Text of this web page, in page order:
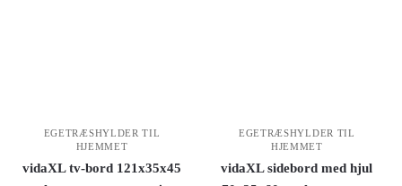
EGETRÆSHYLDER TIL
HJEMMET
vidaXL tv-bord 121x35x45
EGETRÆSHYLDER TIL
HJEMMET
vidaXL sidebord med hjul